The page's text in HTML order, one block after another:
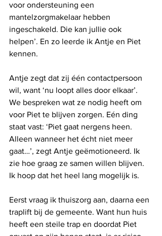
voor ondersteuning een
mantelzorgmakelaar hebben
ingeschakeld. Die kan jullie ook
helpen’. En zo leerde ik Antje en Piet
kennen.
Antje zegt dat zij één contactpersoon
wil, want ‘nu loopt alles door elkaar’.
We bespreken wat ze nodig heeft om
voor Piet te blijven zorgen. Eén ding
staat vast: ‘Piet gaat nergens heen.
Alleen wanneer het écht niet meer
gaat…’, zegt Antje geëmotioneerd. Ik
zie hoe graag ze samen willen blijven.
Ik hoop dat het heel lang mogelijk is.
Eerst vraag ik thuiszorg aan, daarna een
traplift bij de gemeente. Want hun huis
heeft een steile trap en doordat Piet